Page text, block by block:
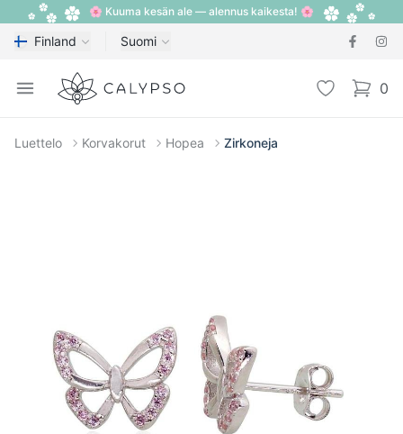
🌸 Kuuma kesän ale — alennus kaikesta! 🌸
Finland Suomi
Open menu
Calypso Toivelista 0
items
Luettelo Korvakorut Hopea Zirkoneja